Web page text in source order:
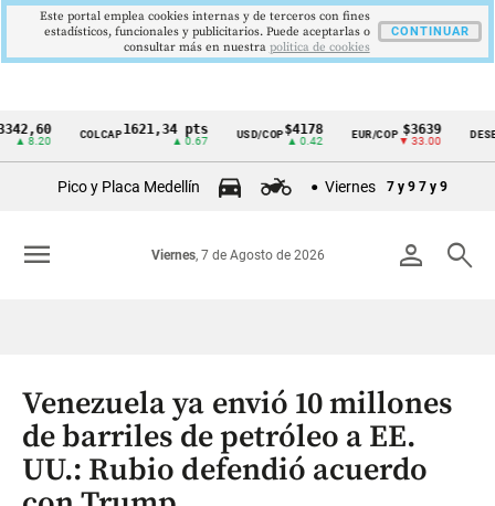
Cintillo
Colombia
COLCAP1621,34 pts USD/COP$4178
▲ 0.42
EUR/COP $3639
▼ 33.00
Pico y Placa Medellín Viernes 7 y 9 7 y 9
person search
Viernes, 7 de Agosto de 2026
menu
Venezuela ya envió 10 millones
de barriles de petróleo a EE.
UU.: Rubio defendió acuerdo
Este portal emplea cookies internas y de terceros con fines
estadísticos, funcionales y publicitarios. Puede aceptarlas o
consultar más en nuestra politica de cookies
CONTINUAR